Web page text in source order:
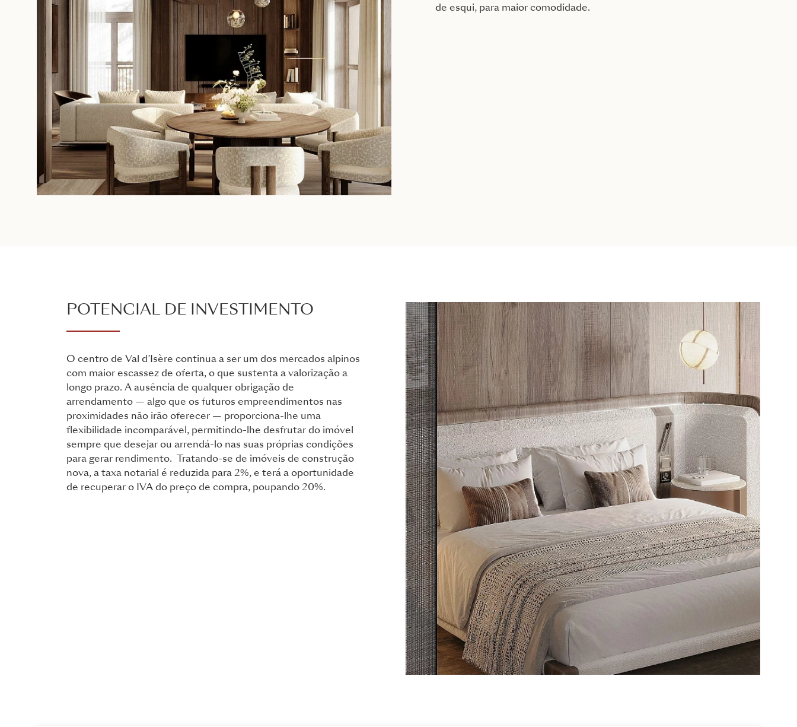
de esqui, para maior comodidade.
POTENCIAL DE INVESTIMENTO
O centro de Val d’Isère continua a ser um dos mercados alpinos
com maior escassez de oferta, o que sustenta a valorização a
longo prazo. A ausência de qualquer obrigação de
arrendamento — algo que os futuros empreendimentos nas
proximidades não irão oferecer — proporciona-lhe uma
flexibilidade incomparável, permitindo-lhe desfrutar do imóvel
sempre que desejar ou arrendá-lo nas suas próprias condições
para gerar rendimento. Tratando-se de imóveis de construção
nova, a taxa notarial é reduzida para 2%, e terá a oportunidade
de recuperar o IVA do preço de compra, poupando 20%.